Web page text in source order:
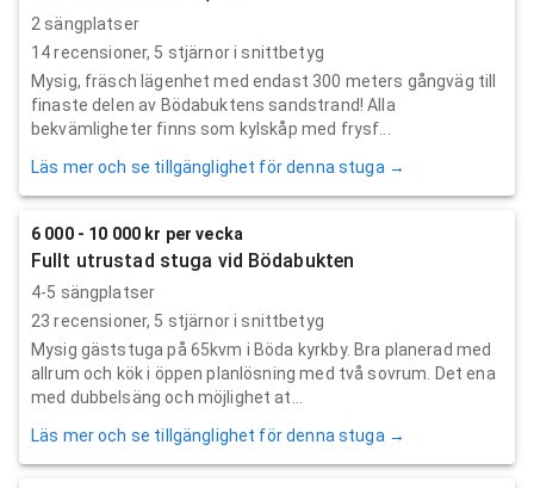
2 sängplatser
14recensioner, 5 stjärnor i snittbetyg
Mysig, fräsch lägenhet med endast 300 meters gångväg till
finaste delen av Bödabuktens sandstrand! Alla
bekvämligheter finns som kylskåp med frysf...
Läs mer och se tillgänglighet för denna stuga →
6 000 - 10 000 kr per vecka
Fullt utrustad stuga vid Bödabukten
4-5 sängplatser
23 recensioner, 5 stjärnor i snittbetyg
Mysig gäststuga på 65kvm i Böda kyrkby. Bra planerad med
allrum och kök i öppen planlösning med två sovrum. Det ena
med dubbelsäng och möjlighet at...
Läs mer och se tillgänglighet för denna stuga →